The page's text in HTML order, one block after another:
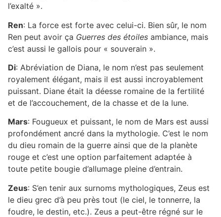
l’exalté ».
Ren: La force est forte avec celui-ci. Bien sûr, le nom
Ren peut avoir ça Guerres des étoiles ambiance, mais
c’est aussi le gallois pour « souverain ».
Di: Abréviation de Diana, le nom n’est pas seulement
royalement élégant, mais il est aussi incroyablement
puissant. Diane était la déesse romaine de la fertilité
et de l’accouchement, de la chasse et de la lune.
Mars: Fougueux et puissant, le nom de Mars est aussi
profondément ancré dans la mythologie. C’est le nom
du dieu romain de la guerre ainsi que de la planète
rouge et c’est une option parfaitement adaptée à
toute petite bougie d’allumage pleine d’entrain.
Zeus: S’en tenir aux surnoms mythologiques, Zeus est
le dieu grec d’à peu près tout (le ciel, le tonnerre, la
foudre, le destin, etc.). Zeus a peut-être régné sur le